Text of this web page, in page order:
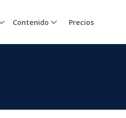
Contenido Precios